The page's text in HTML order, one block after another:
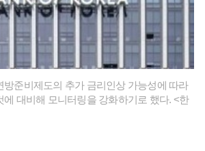
준비제도의 추가 금리인상 가능성에 따라
에 대비해 모니터링을 강화하기로 했다. <한